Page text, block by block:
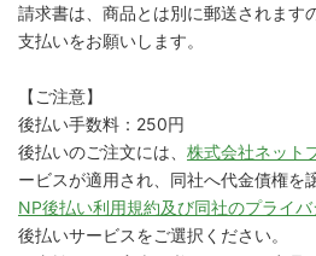
請求書は、商品とは別に郵送されます
支払いをお願いします。
【ご注意】
後払い手数料：250円
後払いのご注文には、 株式会社ネット
ービスが適用され、同社へ代金債権を
NP後払い利用規約及び同社のプライ
後払いサービスをご選択ください。